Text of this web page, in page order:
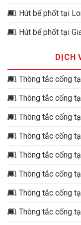
Hút bể phốt tại
Hút bể phốt tại
DỊCH
Thông tắc cống
Thông tắc cống
Thông tắc cống
Thông tắc cống
Thông tắc cống
Thông tắc cống
Thông tắc cống
Thông tắc cống